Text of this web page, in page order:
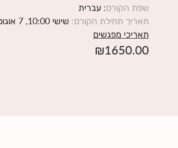
שפת הקורס: עברית
תאריך תחילת הקורס: שישי 10:00, 7 אוגוסט 2026
תאריכי מפגשים
₪1650.00